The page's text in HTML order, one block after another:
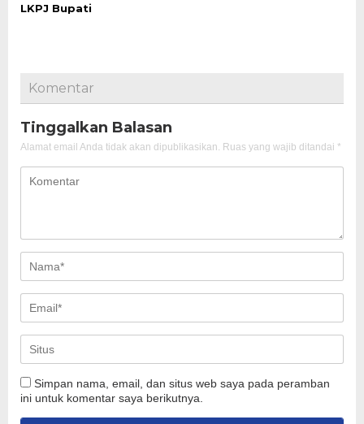
LKPJ Bupati
Komentar
Tinggalkan Balasan
Alamat email Anda tidak akan dipublikasikan. Ruas yang wajib ditandai *
Simpan nama, email, dan situs web saya pada peramban
ini untuk komentar saya berikutnya.